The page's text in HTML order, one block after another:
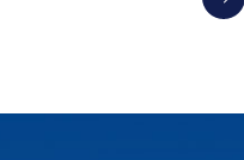
首都医科大学2023-